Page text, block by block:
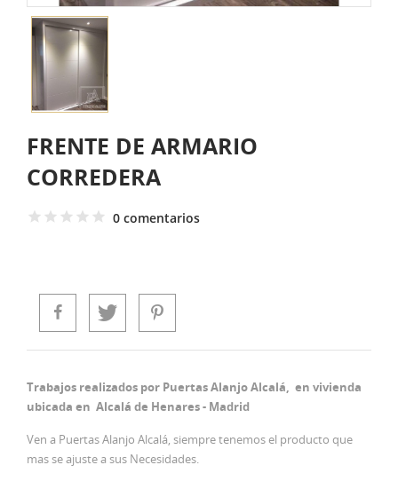
FRENTE DE ARMARIO
CORREDERA
0 comentarios
Trabajos realizados por Puertas Alanjo Alcalá, en vivienda
ubicada en Alcalá de Henares - Madrid
Ven a Puertas Alanjo Alcalá, siempre tenemos el producto que
mas se ajuste a sus Necesidades.